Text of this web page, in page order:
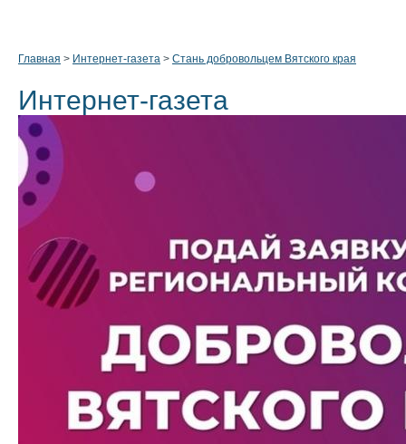
Главная > Интернет-газета > Стань добровольцем Вятского края
Интернет-газета